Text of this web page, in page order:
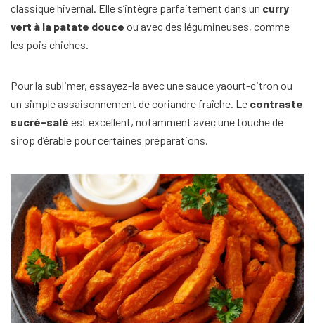
classique hivernal. Elle s’intègre parfaitement dans un curry
vert à la patate douce ou avec des légumineuses, comme
les pois chiches.
Pour la sublimer, essayez-la avec une sauce yaourt-citron ou
un simple assaisonnement de coriandre fraîche. Le contraste
sucré-salé est excellent, notamment avec une touche de
sirop d’érable pour certaines préparations.